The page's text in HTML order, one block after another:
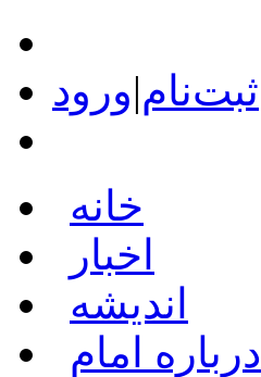
ثبت‌نام|ورود
خانه
اخبار
اندیشه
درباره امام